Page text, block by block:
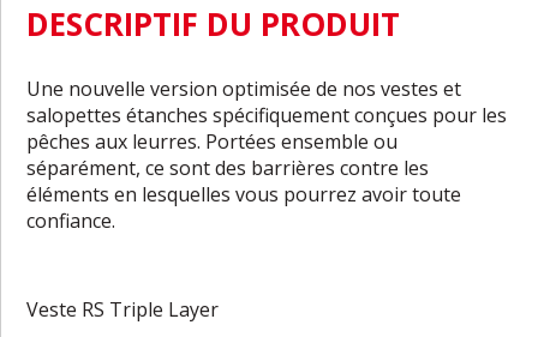
DESCRIPTIF DU PRODUIT
Une nouvelle version optimisée de nos vestes et
salopettes étanches spécifiquement conçues pour les
pêches aux leurres. Portées ensemble ou
séparément, ce sont des barrières contre les
éléments en lesquelles vous pourrez avoir toute
confiance.
Veste RS Triple Layer